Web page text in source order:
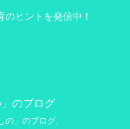
ヒントを発信中！
のブログ
の」のブログ.